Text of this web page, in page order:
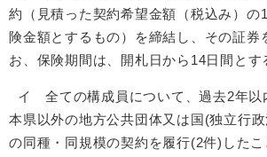
約（見積った契約希望金額（税込み）の
険金額とするもの）を締結し、その証券
お、保険期間は、開札日から14日間とす
イ 全ての構成員について、過去2年以
本県以外の地方公共団体又は国(独立行
の同種・同規模の契約を履行(2件)した